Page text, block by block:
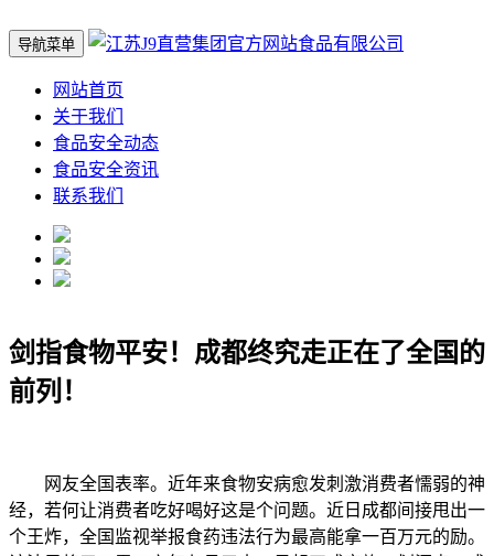
导航菜单
网站首页
关于我们
食品安全动态
食品安全资讯
联系我们
剑指食物平安！成都终究走正在了全国的
前列！
网友全国表率。近年来食物安病愈发刺激消费者懦弱的神
经，若何让消费者吃好喝好这是个问题。近日成都间接甩出一
个王炸，全国监视举报食药违法行为最高能拿一百万元的励。